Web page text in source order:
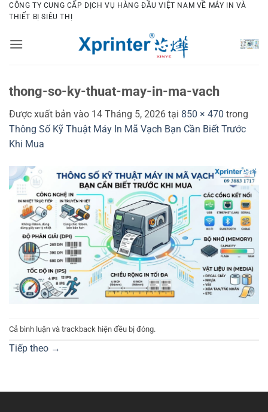
Bỏ
qua
dung
CÔNG TY CUNG CẤP DỊCH VỤ HÀNG ĐẦU VIỆT NAM VỀ MÁY IN VÀ
THIẾT BỊ SIÊU THỊ
thong-so-ky-thuat-may-in-ma-vach
Được xuất bản vào 14 Tháng 5, 2026 tại 850 × 470 trong
Thông Số Kỹ Thuật Máy In Mã Vạch Bạn Cần Biết Trước
Khi Mua
Cả bình luận và trackback hiện đều bị đóng.
Tiếp theo →